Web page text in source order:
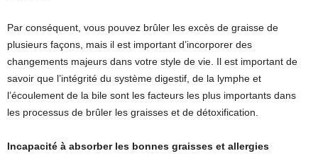
Par conséquent, vous pouvez brûler les excès de graisse de
plusieurs façons, mais il est important d’incorporer des
changements majeurs dans votre style de vie. Il est important de
savoir que l’intégrité du système digestif, de la lymphe et
l’écoulement de la bile sont les facteurs les plus importants dans
les processus de brûler les graisses et de détoxification.
Incapacité à absorber les bonnes graisses et allergies